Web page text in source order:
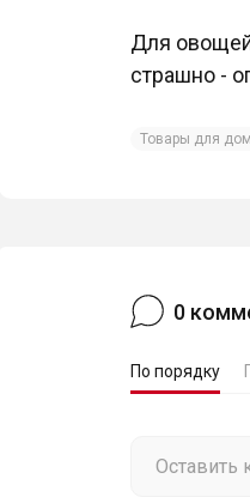
Для
страшно -
Товары для
0
По порядку